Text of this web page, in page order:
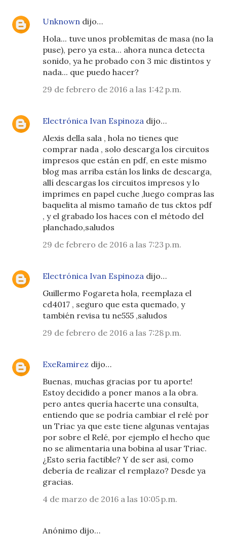
Unknown dijo…
Hola... tuve unos problemitas de masa (no la
puse), pero ya esta... ahora nunca detecta
sonido, ya he probado con 3 mic distintos y
nada... que puedo hacer?
29 de febrero de 2016 a las 1:42 p.m.
Electrónica Ivan Espinoza dijo…
Alexis della sala , hola no tienes que
comprar nada , solo descarga los circuitos
impresos que están en pdf, en este mismo
blog mas arriba están los links de descarga,
allí descargas los circuitos impresos y lo
imprimes en papel cuche ,luego compras las
baquelita al mismo tamaño de tus cktos pdf
, y el grabado los haces con el método del
planchado,saludos
29 de febrero de 2016 a las 7:23 p.m.
Electrónica Ivan Espinoza dijo…
Guillermo Fogareta hola, reemplaza el
cd4017 , seguro que esta quemado, y
también revisa tu ne555 ,saludos
29 de febrero de 2016 a las 7:28 p.m.
ExeRamirez dijo…
Buenas, muchas gracias por tu aporte!
Estoy decidido a poner manos a la obra.
pero antes quería hacerte una consulta,
entiendo que se podría cambiar el relé por
un Triac ya que este tiene algunas ventajas
por sobre el Relé, por ejemplo el hecho que
no se alimentaria una bobina al usar Triac.
¿Esto seria factible? Y de ser asi, como
debería de realizar el remplazo? Desde ya
gracias.
4 de marzo de 2016 a las 10:05 p.m.
Anónimo dijo…